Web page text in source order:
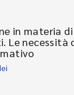
in materia
necessità